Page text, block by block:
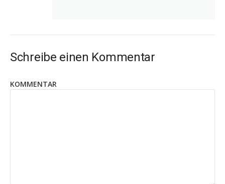
Schreibe einen Kommentar
KOMMENTAR